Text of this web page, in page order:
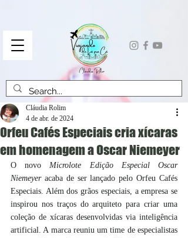
Orfeu Cafés Especiais cria xícaras
em homenagem a Oscar Niemeyer
Cláudia Rolim
4 de abr. de 2024
O novo Microlote Edição Especial Oscar
Niemeyer acaba de ser lançado pelo Orfeu Cafés
Especiais. Além dos grãos especiais, a empresa se
inspirou nos traços do arquiteto para criar uma
coleção de xícaras desenvolvidas via inteligência
artificial. A marca reuniu um time de especialistas